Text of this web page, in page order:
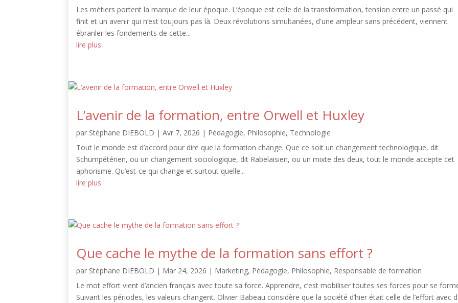
Les métiers portent la marque de leur époque. L’époque est celle de la transformation, tension entre un passé qui
finit et un avenir qui n’est toujours pas là. Deux révolutions simultanées, d'une ampleur sans précédent, viennent
ébranler les fondements de cette...
lire plus
L’avenir de la formation, entre Orwell et Huxley
par Stéphane DIEBOLD |Avr 7, 2026 | Pédagogie, Philosophie, Technologie
Tout le monde est d’accord pour dire que la formation change. Que ce soit un changement technologique, dit
Schumpétérien, ou un changement sociologique, dit Rabelaisien, ou un mixte des deux, tout le monde accepte cet
aphorisme. Qu’est-ce qui change et surtout quelle...
lire plus
Que cache le mythe de la formation sans effort ?
par Stéphane DIEBOLD | Mar 24, 2026 | Marketing, Pédagogie, Philosophie, Responsable de formation
Le mot effort vient d’ancien français avec toute sa force. Apprendre, c’est mobiliser toutes ses forces pour se
Suivant les périodes, les valeurs changent. Olivier Babeau considère que la société d’hier était celle de l’effort avec